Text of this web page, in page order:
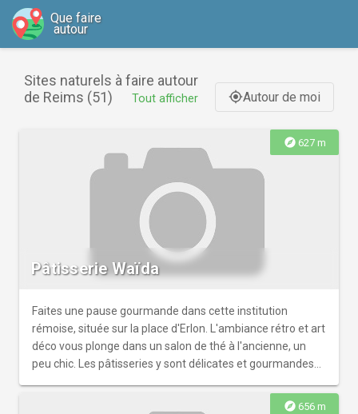
Que faire
autour
Sites naturels à faire autour
de Reims (51)
Tout afficher gps_fixedAutour de moi
explore 627 m
Pâtisserie Waïda
Faites une pause gourmande dans cette institution
rémoise, située sur la place d'Erlon. L'ambiance rétro et art
déco vous plonge dans un salon de thé à l'ancienne, un
peu chic. Les pâtisseries y sont délicates et gourmandes
explore 656 m